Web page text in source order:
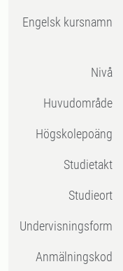
Engelsk kursnamn
Nivå
Huvudområde
högskolepoäng
Studietakt
Studieort
Undervisningsform
Anmälningskod